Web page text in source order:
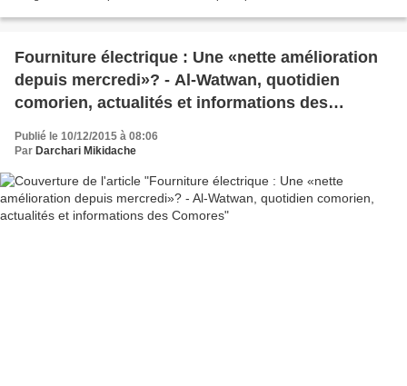
Fourniture électrique : Une «nette amélioration
depuis mercredi»? - Al-Watwan, quotidien
comorien, actualités et informations des
Publié le 10/12/2015 à 08:06
Par Darchari Mikidache